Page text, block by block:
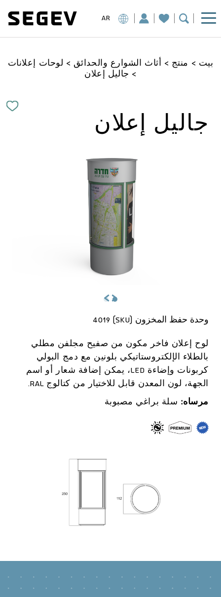
AR
بيت > منتج > أثاث الشوارع والحدائق > لوحات إعلانات
> جاليل إعلان
وحدة حفظ المخزون (SKU) 4019
لوح إعلان فاخر مكون من صفيح مجلفن مطلي
بالطلاء الإلكتروستاتيكي بلونين مع دمج البولي
كربونات وإضاءة LED، يمكن إضافة شعار أو اسم
الجهة، لون المعدن قابل للاختيار من كتالوج RAL.
مرساه: سلة براغي مصبوبة
جاليل إعلان